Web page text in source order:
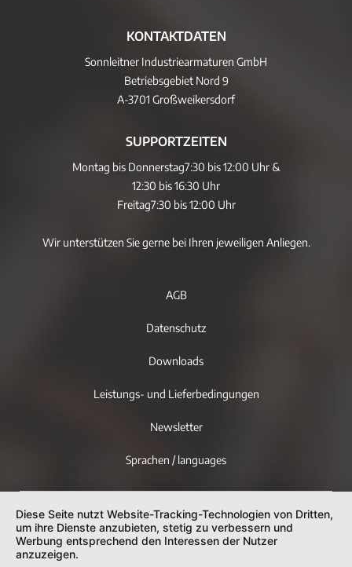
KONTAKTDATEN
Sonnleitner Industriearmaturen GmbH
Betriebsgebiet Nord 9
A-3701 Großweikersdorf
SUPPORTZEITEN
Montag bis Donnerstag7:30 bis 12:00 Uhr &
12:30 bis 16:30 Uhr
Freitag7:30 bis 12:00 Uhr
Wir unterstützen Sie gerne bei Ihren jeweiligen Anliegen.
AGB
Datenschutz
Downloads
Leistungs- und Lieferbedingungen
Newsletter
Sprachen / languages
Diese Seite nutzt Website-Tracking-Technologien von Dritten,
um ihre Dienste anzubieten, stetig zu verbessern und
Werbung entsprechend den Interessen der Nutzer
anzuzeigen.